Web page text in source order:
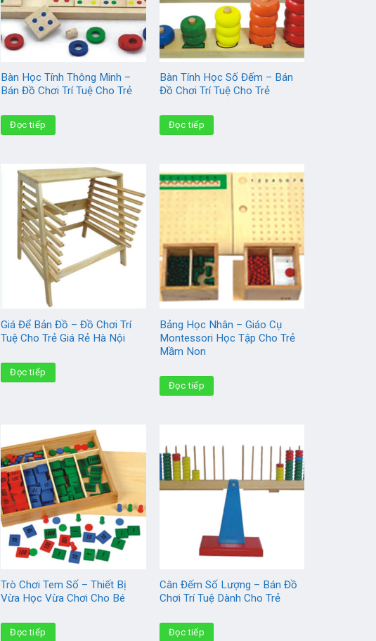
Bàn Học Tính Thông Minh –
Bán Đồ Chơi Trí Tuệ Cho Trẻ
Đọc tiếp
Bàn Tính Học Số Đếm – Bán
Đồ Chơi Trí Tuệ Cho Trẻ
Đọc tiếp
Giá Để Bản Đồ – Đồ Chơi Trí
Tuệ Cho Trẻ Giá Rẻ Hà Nội
Đọc tiếp
Bảng Học Nhân – Giáo Cụ
Montessori Học Tập Cho Trẻ
Mầm Non
Đọc tiếp
Trò Chơi Tem Số – Thiết Bị
Vừa Học Vừa Chơi Cho Bé
Đọc tiếp
Cân Đếm Số Lượng – Bán Đồ
Chơi Trí Tuệ Dành Cho Trẻ
Đọc tiếp